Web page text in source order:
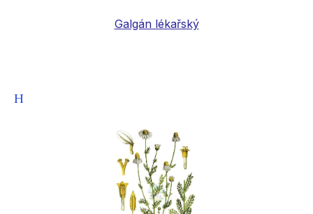
Galgán lékařský
H